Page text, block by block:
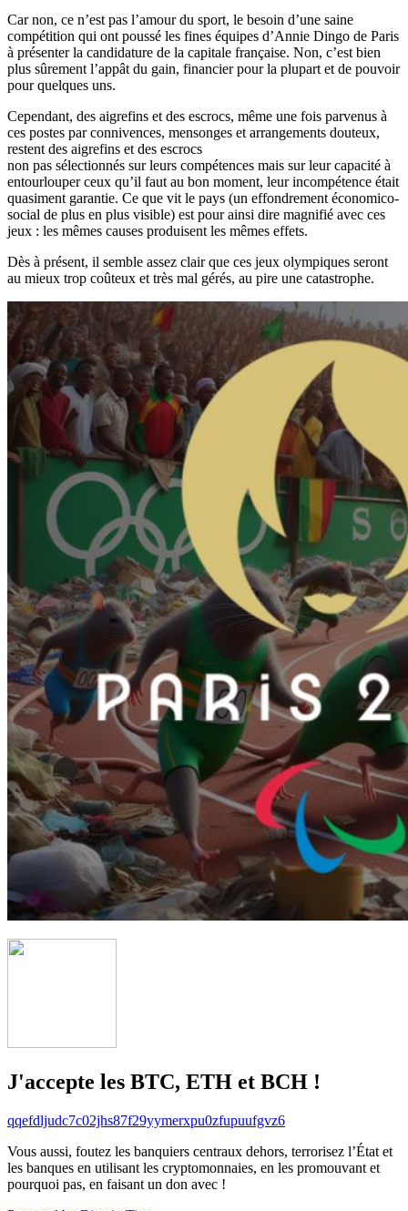
Car non, ce n’est pas l’amour du sport, le besoin d’une saine
compétition qui ont poussé les fines équipes d’Annie Dingo de Paris
à présenter la candidature de la capitale française. Non, c’est bien
plus sûrement l’appât du gain, financier pour la plupart et de pouvoir
pour quelques uns.
Cependant, des aigrefins et des escrocs, même une fois parvenus à
ces postes par connivences, mensonges et arrangements douteux,
restent des aigrefins et des escrocs
non pas sélectionnés sur leurs compétences mais sur leur capacité à
entourlouper ceux qu’il faut au bon moment, leur incompétence était
quasiment garantie. Ce que vit le pays (un effondrement économico-
social de plus en plus visible) est pour ainsi dire magnifié avec ces
jeux : les mêmes causes produisent les mêmes effets.
Dès à présent, il semble assez clair que ces jeux olympiques seront
au mieux trop coûteux et très mal gérés, au pire une catastrophe.
J'accepte les BTC, ETH et BCH !
qqefdljudc7c02jhs87f29yymerxpu0zfupuufgvz6
Vous aussi, foutez les banquiers centraux dehors, terrorisez l’État et
les banques en utilisant les cryptomonnaies, en les promouvant et
pourquoi pas, en faisant un don avec !